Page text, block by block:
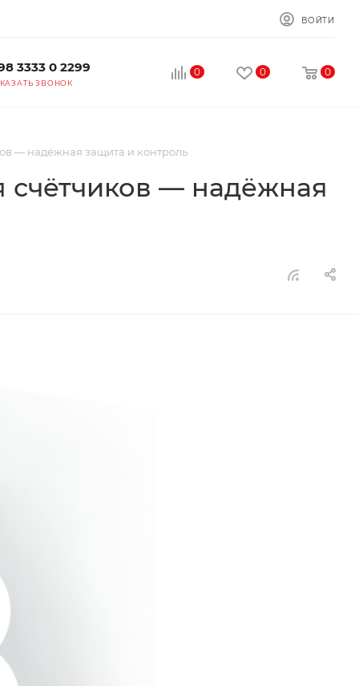
ВОЙТИ
3333 0 2299
ЗВОНОК
0 0 0
— надёжная защита и контроль
— надёжная